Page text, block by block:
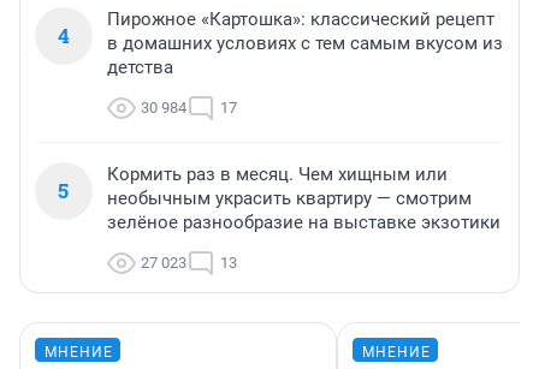
4
Пирожное «Картошка»: классический рецепт
в домашних условиях с тем самым вкусом из
детства
30 984 17
5
Кормить раз в месяц. Чем хищным или
необычным украсить квартиру — смотрим
зелёное разнообразие на выставке экзотики
27 023 13
МНЕНИЕ МНЕНИЕ